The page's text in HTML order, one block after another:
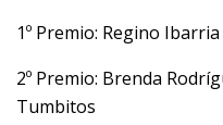
1º Premio: Regino
2º Premio: Brenda
Tumbitos